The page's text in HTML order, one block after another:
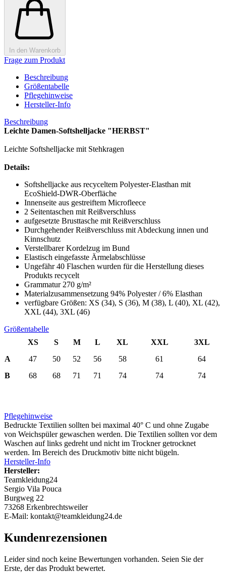
In den Warenkorb
Frage zum Produkt
Beschreibung
Größentabelle
Pflegehinweise
Hersteller-Info
Beschreibung
Leichte Damen-Softshelljacke "HERBST"
Leichte Softshelljacke mit Stehkragen
Details:
Softshelljacke aus recyceltem Polyester-Elasthan mit
EcoShield-DWR-Oberfläche
Innenseite aus gestreiftem Microfleece
2 Seitentaschen mit Reißverschluss
aufgesetzte Brusttasche mit Reißverschluss
Durchgehender Reißverschluss mit Abdeckung innen und
Kinnschutz
Verstellbarer Kordelzug im Bund
Elastisch eingefasste Ärmelabschlüsse
Ungefähr 40 Flaschen wurden für die Herstellung dieses
Produkts recycelt
Grammatur 270 g/m²
Materialzusammensetzung 94% Polyester / 6% Elasthan
verfügbare Größen: XS (34), S (36), M (38), L (40), XL (42),
XXL (44), 3XL (46)
Größentabelle
XS
S M L XL XXL
3XL
A
47 50 52 56 58 61
64
B
68 68 71 71 74 74 74
Pflegehinweise
Bedruckte Textilien sollten bei maximal 40° C und ohne Zugabe
von Weichspüler gewaschen werden. Die Textilien sollten vor dem
Waschen auf links gedreht und nicht im Trockner getrocknet
werden. Im Bereich des Druckmotiv bitte nicht bügeln.
Hersteller-Info
Hersteller:
Teamkleidung24
Sergio Vila Pouca
Burgweg 22
73268 Erkenbrechtsweiler
E-Mail: kontakt@teamkleidung24.de
Kundenrezensionen
Leider sind noch keine Bewertungen vorhanden. Seien Sie der
Erste, der das Produkt bewertet.